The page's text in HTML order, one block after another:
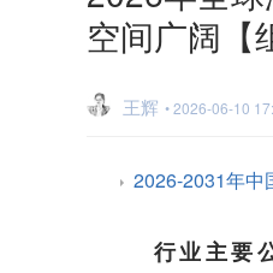
空间广阔【
王辉 • 2026-06-10
2026-2031年中
行业主要